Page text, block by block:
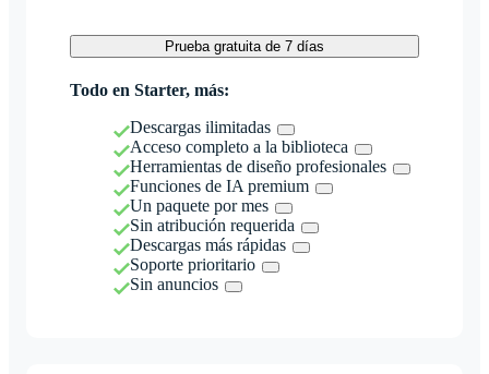
Prueba gratuita de 7 días
Todo en Starter, más:
Descargas ilimitadas
Acceso completo a la biblioteca
Herramientas de diseño profesionales
Funciones de IA premium
Un paquete por mes
Sin atribución requerida
Descargas más rápidas
Soporte prioritario
Sin anuncios